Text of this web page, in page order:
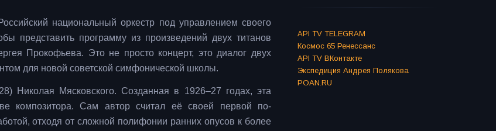
национальный оркестр под управлением своего
представить программу из произведений двух титанов
Прокофьева. Это не просто концерт, это диалог двух
для новой советской симфонической школы.
Николая Мясковского. Созданная в 1926–27 годах, эта
композитора. Сам автор считал её своей первой по-
отходя от сложной полифонии ранних опусов к более
API TV TELEGRAM
Космос 65 Ренессанс
API TV ВКонтакте
Экспедиция Андрея Полякова
POAN.RU